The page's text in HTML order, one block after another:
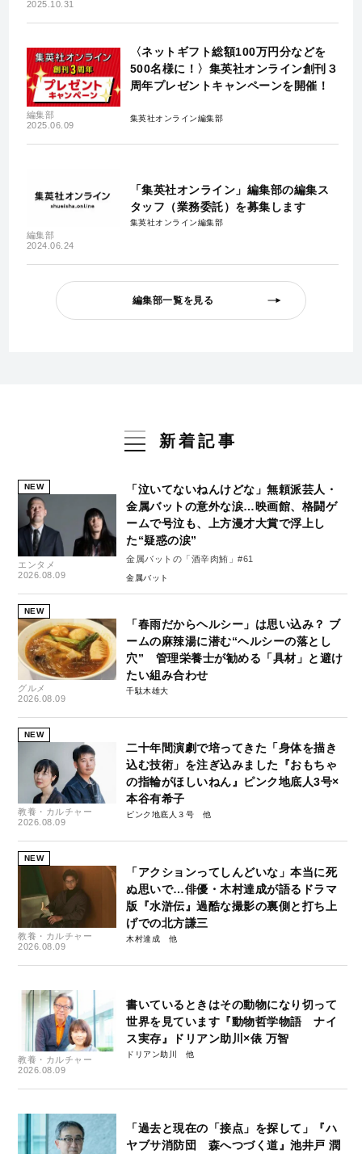
2025.10.31
編集部
2025.06.09
〈ネットギフト総額100万円分などを
500名様に！〉集英社オンライン創刊３
周年プレゼントキャンペーンを開催！
集英社オンライン編集部
編集部
2024.06.24
「集英社オンライン」編集部の編集ス
タッフ（業務委託）を募集します
集英社オンライン編集部
編集部一覧を見る
新着記事
NEW
エンタメ
2026.08.09
「泣いてないねんけどな」無頼派芸人・
金属バットの意外な涙…映画館、格闘ゲ
ームで号泣も、上方漫才大賞で浮上し
た“疑惑の涙”
金属バットの「酒辛肉鮪」#61
金属バット
NEW
グルメ
2026.08.09
「春雨だからヘルシー」は思い込み？ ブ
ームの麻辣湯に潜む“ヘルシーの落とし
穴” 管理栄養士が勧める「具材」と避け
たい組み合わせ
千駄木雄大
NEW
教養・カルチャー
2026.08.09
二十年間演劇で培ってきた「身体を描き
込む技術」を注ぎ込みました『おもちゃ
の指輪がほしいねん』ピンク地底人3号×
本谷有希子
ピンク地底人３号
NEW
教養・カルチャー
2026.08.09
「アクションってしんどいな」本当に死
ぬ思いで…俳優・木村達成が語るドラマ
版『水滸伝』過酷な撮影の裏側と打ち上
げでの北方謙三
木村達成
教養・カルチャー
2026.08.09
書いているときはその動物になり切って
世界を見ています『動物哲学物語 ナイ
ス実存』ドリアン助川×俵 万智
ドリアン助川
「過去と現在の「接点」を探して」『ハ
ヤブサ消防団 森へつづく道』池井戸 潤